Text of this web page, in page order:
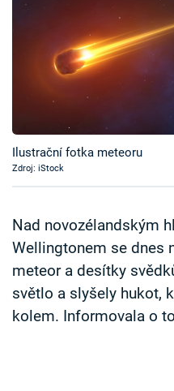
Pořady
TV Program
Časopis
Sledujte prima+
Sledujte nás
Ilustrační fotka meteoru
Zdroj: iStock
Nad novozélandským
Wellingtonem se dnes
meteor a desítky
světlo a slyšely hukot,
kolem. Informovala o